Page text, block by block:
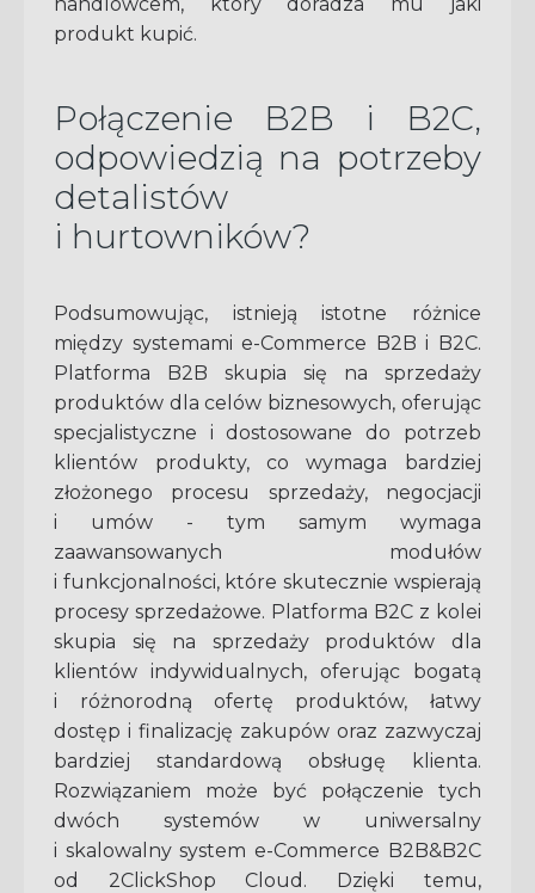
produkt kupić.
Połączenie B2B i B2C,
odpowiedzią na potrzeby
detalistów
i hurtowników?
Podsumowując, istnieją istotne różnice
między systemami e-Commerce B2B i B2C.
Platforma B2B skupia się na sprzedaży
produktów dla celów biznesowych, oferując
specjalistyczne i dostosowane do potrzeb
klientów produkty, co wymaga bardziej
złożonego procesu sprzedaży, negocjacji
i umów - tym samym wymaga
zaawansowanych modułów
i funkcjonalności, które skutecznie wspierają
procesy sprzedażowe. Platforma B2C z kolei
skupia się na sprzedaży produktów dla
klientów indywidualnych, oferując bogatą
i różnorodną ofertę produktów, łatwy
dostęp i finalizację zakupów oraz zazwyczaj
bardziej standardową obsługę klienta.
Rozwiązaniem może być połączenie tych
dwóch systemów w uniwersalny
i skalowalny system e-Commerce B2B&B2C
od 2ClickShop Cloud. Dzięki temu,